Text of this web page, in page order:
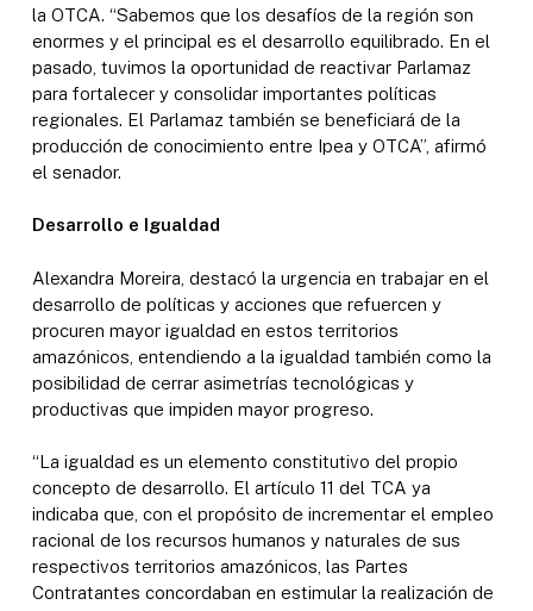
la OTCA. “Sabemos que los desafíos de la región son
enormes y el principal es el desarrollo equilibrado. En el
pasado, tuvimos la oportunidad de reactivar Parlamaz
para fortalecer y consolidar importantes políticas
regionales. El Parlamaz también se beneficiará de la
producción de conocimiento entre Ipea y OTCA”, afirmó
el senador.
Desarrollo e Igualdad
Alexandra Moreira, destacó la urgencia en trabajar en el
desarrollo de políticas y acciones que refuercen y
procuren mayor igualdad en estos territorios
amazónicos, entendiendo a la igualdad también como la
posibilidad de cerrar asimetrías tecnológicas y
productivas que impiden mayor progreso.
“La igualdad es un elemento constitutivo del propio
concepto de desarrollo. El artículo 11 del TCA ya
indicaba que, con el propósito de incrementar el empleo
racional de los recursos humanos y naturales de sus
respectivos territorios amazónicos, las Partes
Contratantes concordaban en estimular la realización de